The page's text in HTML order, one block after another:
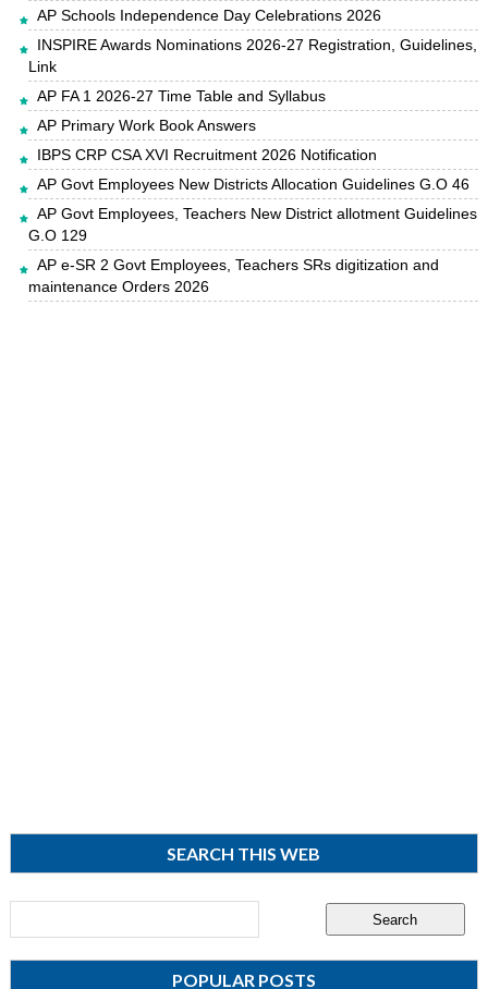
AP Schools Independence Day Celebrations 2026
INSPIRE Awards Nominations 2026-27 Registration, Guidelines,
Link
AP FA 1 2026-27 Time Table and Syllabus
AP Primary Work Book Answers
IBPS CRP CSA XVI Recruitment 2026 Notification
AP Govt Employees New Districts Allocation Guidelines G.O 46
AP Govt Employees, Teachers New District allotment Guidelines
G.O 129
AP e-SR 2 Govt Employees, Teachers SRs digitization and
maintenance Orders 2026
SEARCH THIS WEB
POPULAR POSTS